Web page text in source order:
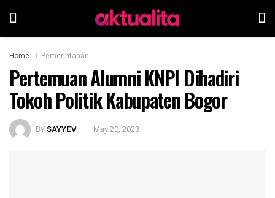
Home Pemerintahan
Pertemuan Alumni KNPI Dihadiri
Tokoh Politik Kabupaten Bogor
BYSAYYEV May 20, 2023